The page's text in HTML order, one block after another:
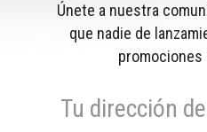
Únete a nuestra
que nadie de
promociones